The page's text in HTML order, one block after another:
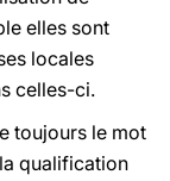
elles sont
locales
celles-ci.
toujours le mot
qualification